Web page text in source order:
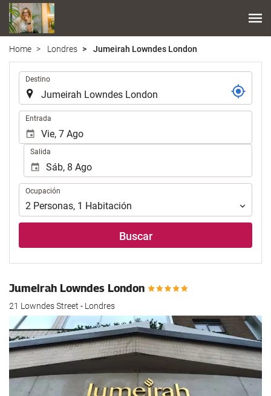
Home Londres Jumeirah Lowndes London
Destino
Entrada
Salida
Ocupación
Ocupación
2 Personas, 1 Habitación
Buscar
Jumeirah Lowndes London
21 Lowndes Street - Londres